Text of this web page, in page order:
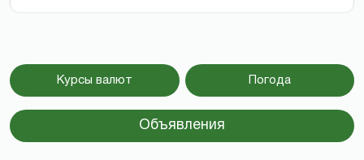
Курсы валют Погода
Объявления